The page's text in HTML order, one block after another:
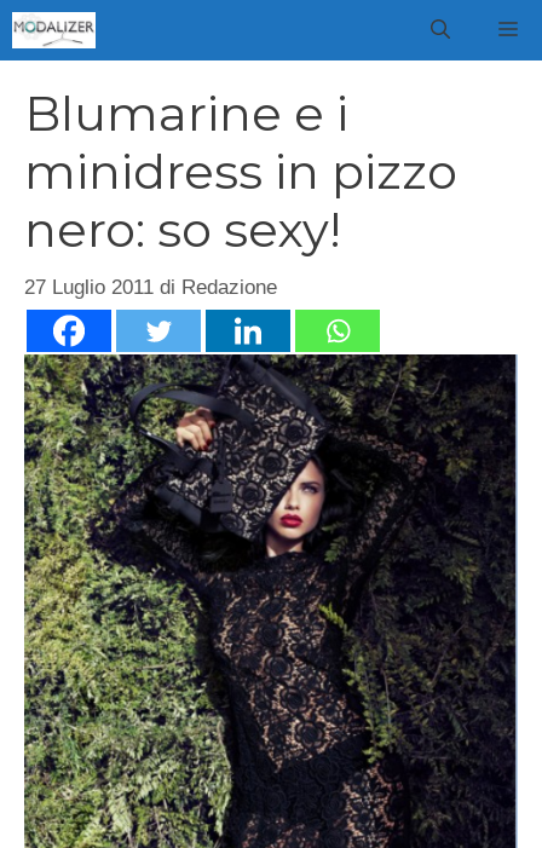
Vai
al
Blumarine e i
minidress in pizzo
nero: so sexy!
27 Luglio 2011 di Redazione